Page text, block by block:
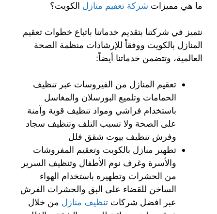
ما هي مميزات شركة تعقيم منازل الكويت؟
نتميز في شركتنا بتقديم خدماتنا باتباع خطوات تعقيم
المنازل بالكويت ووفقاً للإرشادات منظمة الصحة
العالمية، وتتضمن خدماتنا أيضاً:
تعقيم المنازل من الفيروسات عبر تنظيف
الحمامات وتلميع البورسلان والمغاسل
باستخدام فراشي ومواد تنظيف قوية وآمنة
على الصحة ولا تسبب التلف وتنظيف سجاد
وفرش تنظيف بيوت شقق فلل
تطهير منازل بالكويت وتعقيم المفروشات
والأسرة وغرف نوم الأطفال وتنظيف السرير
من الحشرات وتطهيره باستخدام الهواء
الساخن للقضاء على البق والحشرات الفرش
عبر افضل شركات تنظيف منازل من خلال